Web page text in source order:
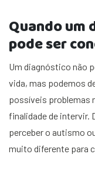
Quando um
pode ser
Um diagnóstico não
vida, mas podemos
possíveis problemas
finalidade de intervir.
perceber o autismo
muito diferente para